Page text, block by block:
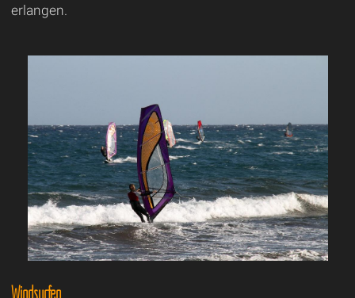
erlangen.
Windsurfen